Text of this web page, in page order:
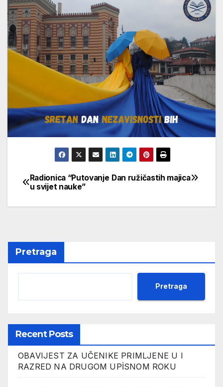
Navigacija
članaka
Dan ružičastih majica
Radionica “Putovanje
u svijet nauke”
Pretraga
Pretraga
Recent Posts
OBAVIJEST ZA UČENIKE PRIMLJENE U I
RAZRED NA DRUGOM UPİSNOM ROKU